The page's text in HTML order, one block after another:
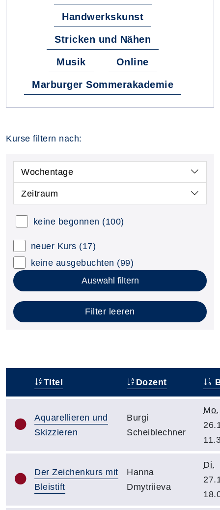
Handwerkskunst
Stricken und Nähen
Musik Online
Marburger Sommerakademie
Kurse filtern nach:
Wochentage
Zeitraum
keine begonnen (100)
neuer Kurs (17)
keine ausgebuchten (99)
Auswahl filtern
Filter leeren
Titel Dozent
Aquarellieren und
Skizzieren
Burgi
Scheiblechner
Mo.
Der Zeichenkurs mit
Bleistift
Hanna
Dmytriieva
Di.